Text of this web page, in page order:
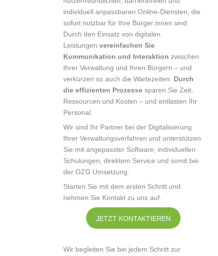
individuell anpassbaren Online-Diensten, die
sofort nutzbar für Ihre Bürger:innen sind.
Durch den Einsatz von digitalen
Leistungen vereinfachen Sie
Kommunikation und Interaktion zwischen
Ihrer Verwaltung und Ihren Bürgern – und
verkürzen so auch die Wartezeiten. Durch
die effizienten Prozesse sparen Sie Zeit,
Ressourcen und Kosten – und entlasten Ihr
Personal.
Wir sind Ihr Partner bei der Digitalisierung
Ihrer Verwaltungsverfahren und unterstützen
Sie mit angepasster Software, individuellen
Schulungen, direktem Service und somit bei
der OZG Umsetzung.
Starten Sie mit dem ersten Schritt und
nehmen Sie Kontakt zu uns auf.
JETZT KONTAKTIEREN
Wir begleiten Sie bei jedem Schritt zur